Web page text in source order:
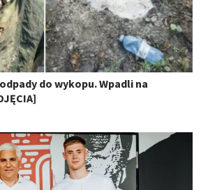
do wykopu. Wpadli na